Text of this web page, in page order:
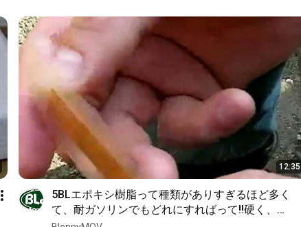
12:35
5BLエポキシ樹脂って種類がありすぎるほど多く
て、耐ガソリンでもどれにすればって!!硬く、剥